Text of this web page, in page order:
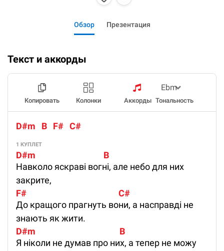
Обзор Презентация
Текст и аккорды
Копировать Колонки Аккорды Тональность
D#m   B   F#   C#
1 КУПЛЕТ
D#m                                  B
Навколо яскраві вогні, але небо для них
закрите,
F#                                              C#
До кращого прагнуть вони, а насправді не
знають як жити.
D#m                                          B
Я ніколи не думав про них, а тепер не можу